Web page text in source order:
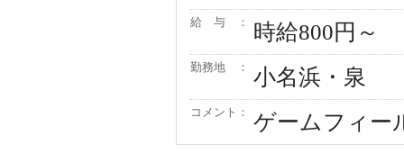
給 与 ： 時給800円～
勤務地 ： 小名浜・泉
コメント： ゲームフィー